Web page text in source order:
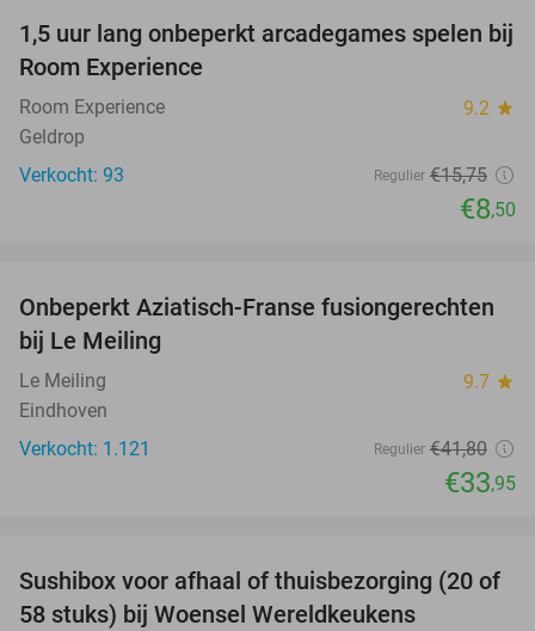
46%
1,5 uur lang onbeperkt arcadegames spelen bij
Room Experience
Room Experience 9.2 star
Geldrop
Verkocht: 93
Regulier €15,75
€8,50
19%
Onbeperkt Aziatisch-Franse fusiongerechten
bij Le Meiling
Le Meiling 9.7 star
Eindhoven
Verkocht: 1.121
Regulier €41,80
€33,95
21%
Sushibox voor afhaal of thuisbezorging (20 of
58 stuks) bij Woensel Wereldkeukens